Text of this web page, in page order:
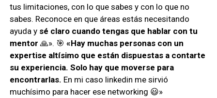
tus limitaciones, con lo que sabes y con lo que no
sabes. Reconoce en que áreas estás necesitando
ayuda y sé claro cuando tengas que hablar con tu
mentor 🙏». 🎯 «Hay muchas personas con un
expertise altísimo que están dispuestas a contarte
su experiencia. Solo hay que moverse para
encontrarlas. En mi caso linkedin me sirvió
muchísimo para hacer ese networking 😃»